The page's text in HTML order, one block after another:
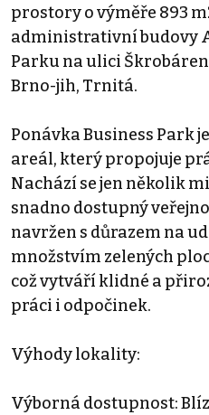
prostory o výměře 893
administrativní budovy
Parku na ulici
Brno-jih, Trnitá.
Ponávka Business
areál, který propojuje
Nachází se jen několik
snadno dostupný
navržen s důrazem na
množstvím zelených
což vytváří klidné a
práci i odpočinek.
Výhody lokality:
Výborná dostupnost: